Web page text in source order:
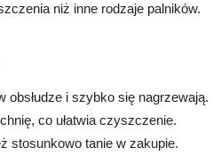
niż inne rodzaje palników.
obsłudze i szybko się nagrzewają.
co ułatwia czyszczenie.
stosunkowo tanie w zakupie.